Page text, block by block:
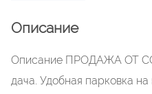
Описание
Описание ПРОДАЖА ОТ
дача. Удобная парковка